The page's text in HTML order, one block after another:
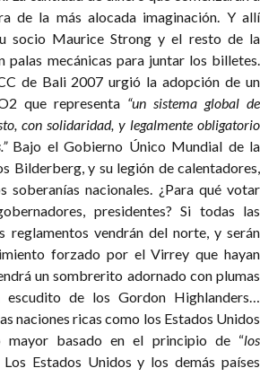
de la más alocada imaginación. Y allí
socio Maurice Strong y el resto de la
palas mecánicas para juntar los billetes.
de Bali 2007 urgió la adopción de un
que representa “un sistema global de
con solidaridad, y legalmente obligatorio
Bajo el Gobierno Único Mundial de la
Bilderberg, y su legión de calentadores,
soberanías nacionales. ¿Para qué votar
presidentes? Si todas las
reglamentos vendrán del norte, y serán
forzado por el Virrey que hayan
un sombrerito adornado con plumas
de los Gordon Highlanders…
naciones ricas como los Estados Unidos
mayor basado en el principio de “los
Los Estados Unidos y los demás países